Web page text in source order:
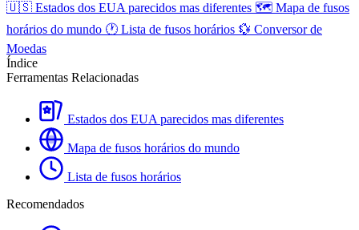
🇺🇸 Estados dos EUA parecidos mas diferentes 🗺️ Mapa de fusos
horários do mundo 🕐 Lista de fusos horários 💱 Conversor de
Moedas
Índice
Ferramentas Relacionadas
Estados dos EUA parecidos mas diferentes
Mapa de fusos horários do mundo
Lista de fusos horários
Recomendados